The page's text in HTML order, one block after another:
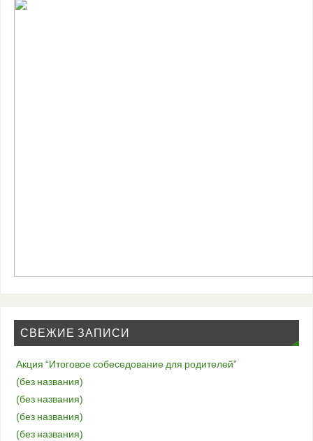
СВЕЖИЕ ЗАПИСИ
Акция “Итоговое собеседование для родителей”
(без названия)
(без названия)
(без названия)
(без названия)